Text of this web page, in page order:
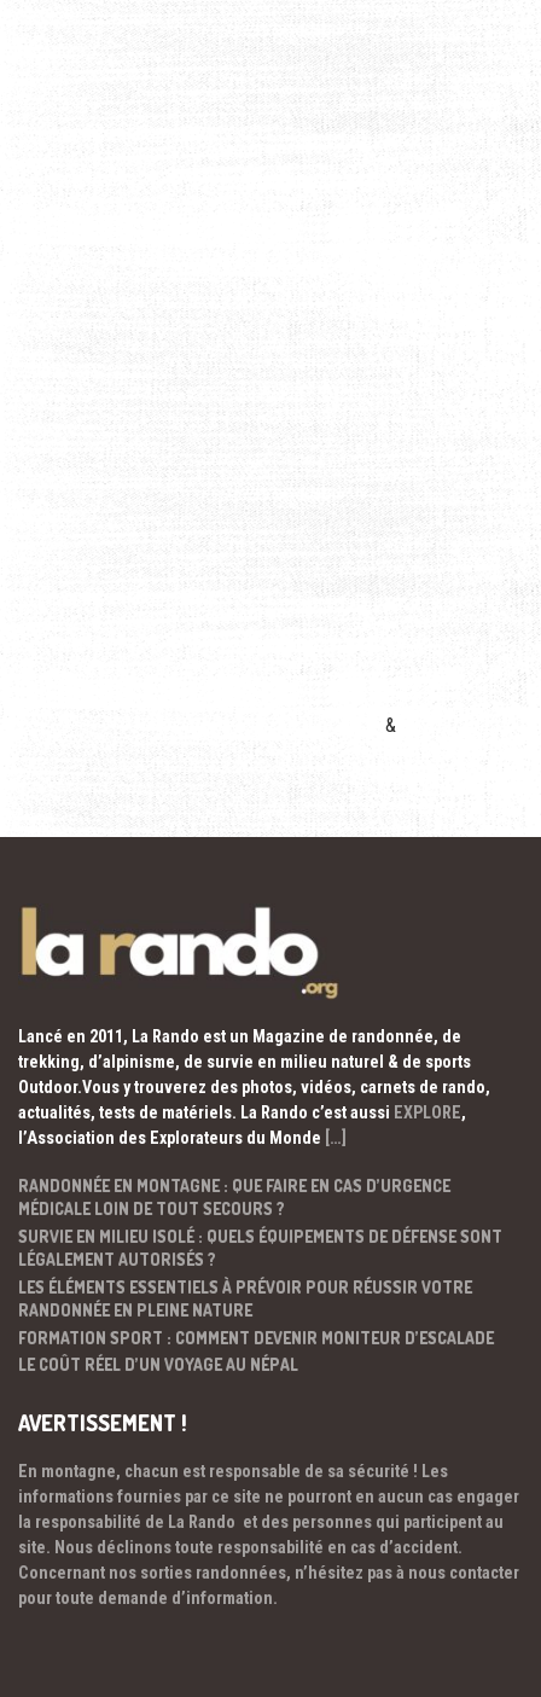
&
Lancé en 2011, La Rando est un Magazine de randonnée, de
trekking, d’alpinisme, de survie en milieu naturel & de sports
Outdoor.Vous y trouverez des photos, vidéos, carnets de rando,
actualités, tests de matériels. La Rando c’est aussi EXPLORE,
l’Association des Explorateurs du Monde […]
RANDONNÉE EN MONTAGNE : QUE FAIRE EN CAS D’URGENCE
MÉDICALE LOIN DE TOUT SECOURS ?
SURVIE EN MILIEU ISOLÉ : QUELS ÉQUIPEMENTS DE DÉFENSE SONT
LÉGALEMENT AUTORISÉS ?
LES ÉLÉMENTS ESSENTIELS À PRÉVOIR POUR RÉUSSIR VOTRE
RANDONNÉE EN PLEINE NATURE
FORMATION SPORT : COMMENT DEVENIR MONITEUR D’ESCALADE
LE COÛT RÉEL D’UN VOYAGE AU NÉPAL
AVERTISSEMENT !
En montagne, chacun est responsable de sa sécurité ! Les
informations fournies par ce site ne pourront en aucun cas engager
la responsabilité de La Rando et des personnes qui participent au
site. Nous déclinons toute responsabilité en cas d’accident.
Concernant nos sorties randonnées, n’hésitez pas à nous contacter
pour toute demande d’information.